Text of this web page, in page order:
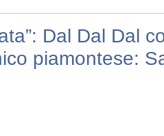
Dal Dal Dal
piamontese: